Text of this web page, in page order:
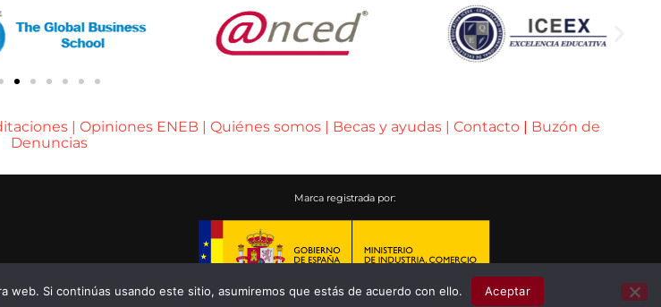
| Opiniones ENEB | Quiénes somos | Becas y ayudas | Contacto | Buzón de
Denuncias
Marca registrada por:
web. Si continúas usando este sitio, asumiremos que estás de acuerdo con ello. Aceptar